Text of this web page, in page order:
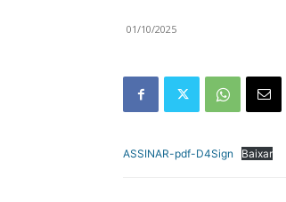
01/10/2025
ASSINAR-pdf-D4Sign Baixar